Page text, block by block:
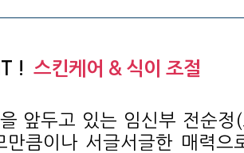
! 스킨케어 & 식이 조절
앞두고 있는 임신부 전순
만큼이나 서글서글한 매력으